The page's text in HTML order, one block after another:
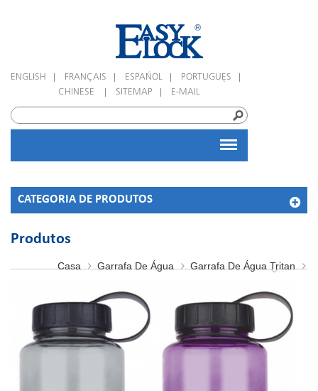
ENGLISH FRANÇAIS ESPAÑOL PORTUGUÊS
CHINESE SITEMAP E-MAIL
CATEGORIA DE PRODUTOS
Produtos
Casa Garrafa De Água Garrafa De Água Tritan